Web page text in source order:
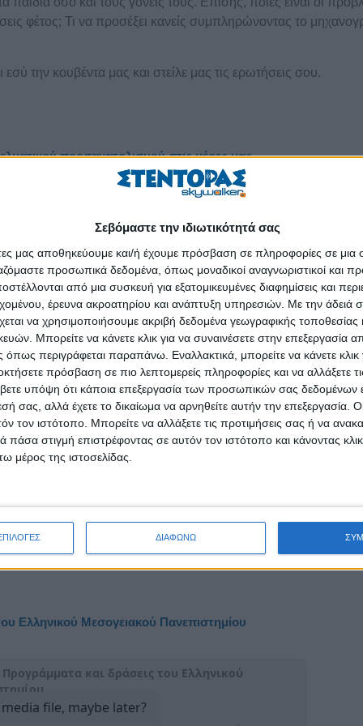
Σεβόμαστε την ιδιωτικότητά σας
μας αποθηκεύουμε και/ή έχουμε πρόσβαση σε πληροφορίες σε
προσωπικά δεδομένα, όπως μοναδικοί αναγνωριστικοί και
από μια συσκευή για εξατομικευμένες διαφημίσεις και
έρευνα ακροατηρίου και ανάπτυξη υπηρεσιών. Με την άδειά
να χρησιμοποιήσουμε ακριβή δεδομένα γεωγραφικής τοποθεσίας
Μπορείτε να κάνετε κλικ για να συναινέσετε στην επεξεργασία
περιγράφεται παραπάνω. Εναλλακτικά, μπορείτε να κάνετε κλικ
πρόσβαση σε πιο λεπτομερείς πληροφορίες και να αλλάξετε
υπόψη ότι κάποια επεξεργασία των προσωπικών σας δεδομένων
σας, αλλά έχετε το δικαίωμα να αρνηθείτε αυτήν την επεξεργασία.
τον ιστότοπο. Μπορείτε να αλλάξετε τις προτιμήσεις σας ή να
στιγμή επιστρέφοντας σε αυτόν τον ιστότοπο και κάνοντας
μέρος της ιστοσελίδας.
ΔΙΑΦΩΝΩ
φέτος; Τι να προσέξει κανείς συμπληρώνοντας το
εσύ την κουβέντα μας και στείλε μας τις ερωτήσεις σου.
προσανατολισμού στις μέρες μας
εργασίας με πολλές απαιτήσεις στις μέρες μας και με ένα
σύστημα που καλείται καθημερινά -και ιδίως όσο
Πανελλαδικών εξετάσεων- να αποδείξει την αξία και την
του, η ανάγκη της νέας γενιάς για έγκυρο και
προσανατολισμό αποδεικνύεται πιο επιτακτική από ποτέ.
χαρά να φιλοξενήσουμε τη dream team της εταιρίας
και Σύμβουλο Εκπαίδευσης και Σταδιοδρομίας, με τους
Ελληνικού Μεσογειακού Πανεπιστημίου